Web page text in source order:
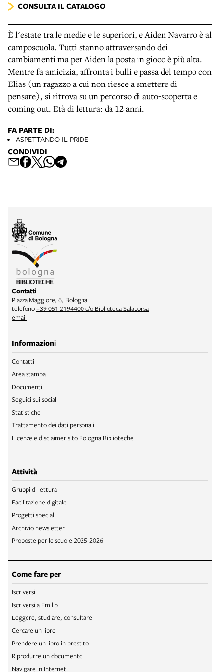
CONSULTA IL CATALOGO
È l'estate tra le medie e le superiori, e Aiden Navarro è al
camposcuola. Tutti stanno attraversando dei
cambiamenti ma per Aiden la posta in gioco è più alta.
Mentre fa amicizia, affronta i bulli e passa del tempo con
Elias (un ragazzo a cui non riesce a smettere di
pensare), si ritrova su un percorso di auto-scoperta e
coming out. Età di lettura: da 12 anni.
FA PARTE DI:
ASPETTANDO IL PRIDE
CONDIVIDI
Contatti
Piazza Maggiore, 6, Bologna
telefono+39 051 2194400 c/o Biblioteca Salaborsa
email
Informazioni
Contatti
Area stampa
Documenti
Seguici sui social
Statistiche
Trattamento dei dati personali
Licenze e disclaimer sito Bologna Biblioteche
Attività
Gruppi di lettura
Facilitazione digitale
Progetti speciali
Archivio newsletter
Proposte per le scuole 2025-2026
Come fare per
Iscriversi
Iscriversi a Emilib
Leggere, studiare, consultare
Cercare un libro
Prendere un libro in prestito
Riprodurre un documento
Navigare in Internet